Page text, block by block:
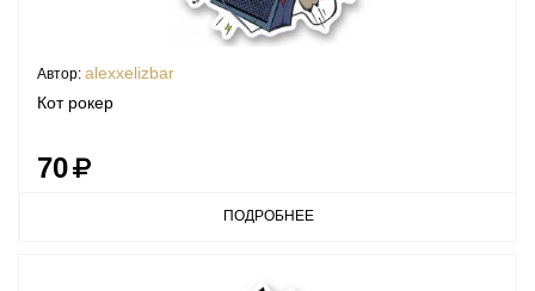
Автор: alexxelizbar
Кот рокер
70
ПОДРОБНЕЕ